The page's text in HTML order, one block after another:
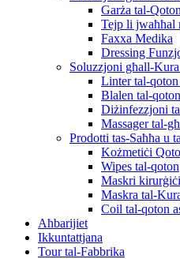
Garża tal-
Tejp li jwaħħal
Faxxa Medika
Dressing
Soluzzjoni għall-
Linter tal-
Blalen tal-
Diżinfezzjoni
Massager tal-
Prodotti tas-Saħħa u
Kożmetiċi
Wipes tal-qoton
Maskri
Maskra tal-
Coil tal-qoton
Aħbarijiet
Ikkuntattjana
Tour tal-Fabbrika